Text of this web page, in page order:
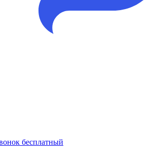
бесплатный